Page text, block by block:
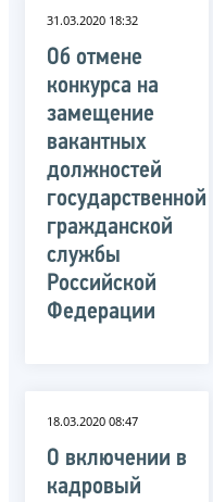
31.03.2020 18:32
Об отмене
конкурса на
замещение
вакантных
должностей
государственной
гражданской
службы
Российской
Федерации
18.03.2020 08:47
О включении в
кадровый